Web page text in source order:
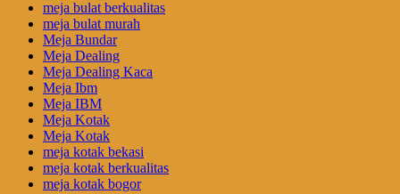
meja bulat berkualitas
meja bulat murah
Meja Bundar
Meja Dealing
Meja Dealing Kaca
Meja Ibm
Meja IBM
Meja Kotak
Meja Kotak
meja kotak bekasi
meja kotak berkualitas
meja kotak bogor